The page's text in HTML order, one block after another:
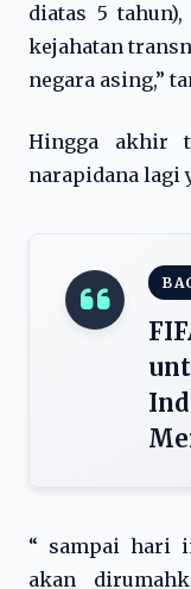
diatas 5
kejahatan
negara asing,”
Hingga akhir
narapidana lagi
“ sampai hari
akan